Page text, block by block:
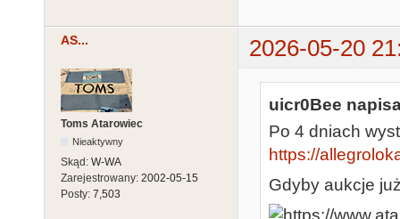
AS... 2026-05-20
Toms Atarowiec
Nieaktywny
Skąd: W-WA
Zarejestrowany: 2002-05-15
Posty: 7,503
uicr0Bee
Po 4 dniach
https://
Gdyby aukcje